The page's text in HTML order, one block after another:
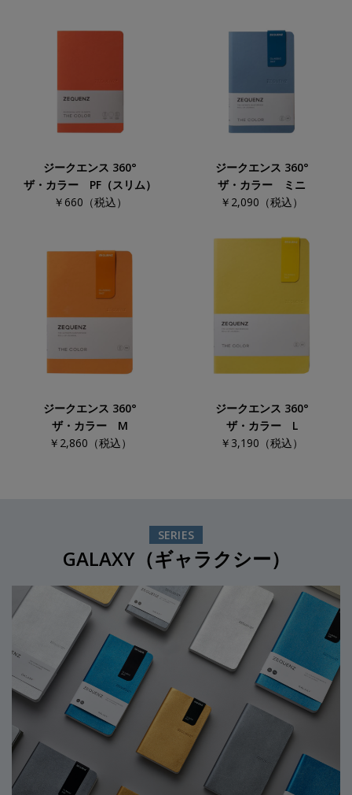
ジークエンス 360°
ザ・カラー PF（スリム）
￥660（税込）
ジークエンス 360°
ザ・カラー ミニ
￥2,090（税込）
ジークエンス 360°
ザ・カラー M
￥2,860（税込）
ジークエンス 360°
ザ・カラー L
￥3,190（税込）
SERIES
GALAXY（ギャラクシー）